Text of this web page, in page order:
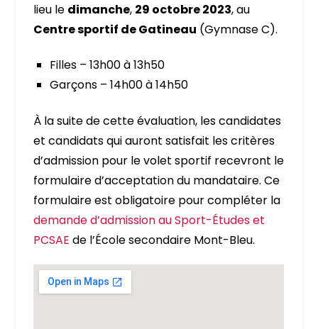
lieu le dimanche, 29 octobre 2023, au
Centre sportif de Gatineau (Gymnase C).
Filles – 13h00 à 13h50
Garçons – 14h00 à 14h50
À la suite de cette évaluation, les candidates
et candidats qui auront satisfait les critères
d’admission pour le volet sportif recevront le
formulaire d’acceptation du mandataire. Ce
formulaire est obligatoire pour compléter la
demande d’admission au Sport-Études et
PCSAE de l’École secondaire Mont-Bleu.